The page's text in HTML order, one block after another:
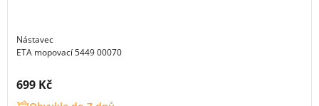
Nástavec
ETA mopovací 5449 00070
Cena s DPH:
699 Kč